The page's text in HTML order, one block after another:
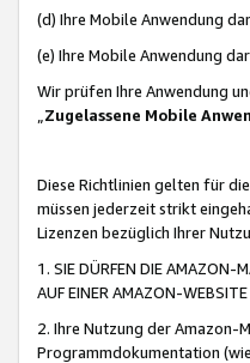
(d) Ihre Mobile Anwendung
(e) Ihre Mobile Anwendung
Wir prüfen Ihre Anwendung
„Zugelassene Mobile
Diese Richtlinien gelten für
müssen jederzeit strikt
Lizenzen bezüglich Ihrer
1. SIE DÜRFEN DIE AMAZON-
AUF EINER AMAZON-
2. Ihre Nutzung der Amazon-
Programmdokumentation